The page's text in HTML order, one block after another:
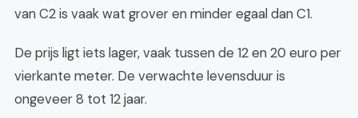
van C2 is vaak wat grover en minder egaal dan C1.
De prijs ligt iets lager, vaak tussen de 12 en 20 euro per
vierkante meter. De verwachte levensduur is
ongeveer 8 tot 12 jaar.